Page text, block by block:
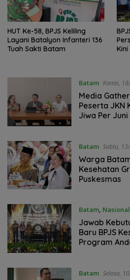
HUT Ke-58, BPJS Keliling
Layani Batalyon Infanteri 136
Tuah Sakti Batam
Kini
Batam
Media
Peserta JKN
Jiwa Per Juni
Batam
Warga
Kesehatan
Puskesmas
Batam, Nasional
WIB
Jawab
Baru BPJS
Program
Batam